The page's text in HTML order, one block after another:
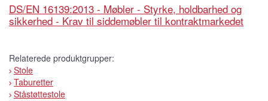
DS/EN 16139:2013 - Møbler - Styrke, holdbarhed og
sikkerhed - Krav til siddemøbler til kontraktmarkedet
Relaterede produktgrupper:
Stole
Taburetter
Ståstøttestole